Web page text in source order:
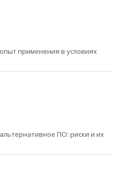
применения в условиях
ПО: риски и их